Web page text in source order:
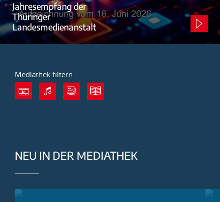
Jahresempfang der
Thüringer
Landesmedienanstalt
Mediathek filtern:
NEU IN DER MEDIATHEK